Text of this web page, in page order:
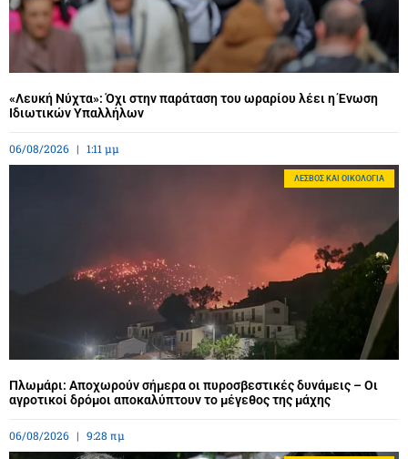
«Λευκή Νύχτα»: Όχι στην παράταση του ωραρίου λέει η Ένωση
Ιδιωτικών Υπαλλήλων
06/08/2026 1:11 μμ
ΛΈΣΒΟΣ ΚΑΙ ΟΙΚΟΛΟΓΊΑ
Πλωμάρι: Αποχωρούν σήμερα οι πυροσβεστικές δυνάμεις – Οι
αγροτικοί δρόμοι αποκαλύπτουν το μέγεθος της μάχης
06/08/2026 9:28 πμ